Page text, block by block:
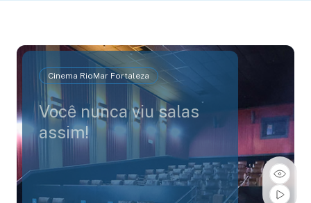
Cinema RioMar Fortaleza
Você nunca viu salas
assim!